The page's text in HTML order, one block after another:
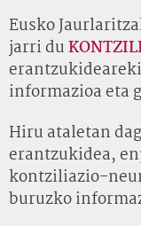
Eusko
jarri du
informazioa eta
Hiru ataletan
erantzukidea,
kontziliazio-
buruzko